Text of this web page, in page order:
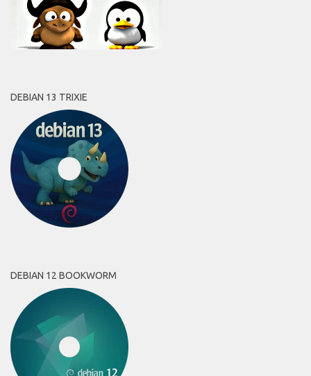
DEBIAN 13 TRIXIE
DEBIAN 12 BOOKWORM